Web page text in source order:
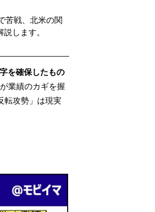
苦戦、北米の関
します。
を確保したもの
業績のカギを握
転攻勢」は現実